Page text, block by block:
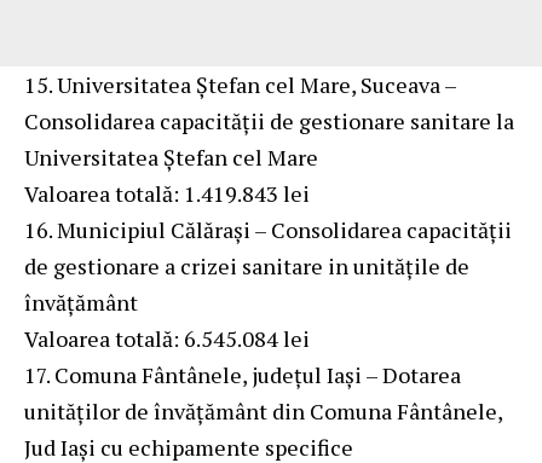
15. Universitatea Ștefan cel Mare, Suceava –
Consolidarea capacității de gestionare sanitare la
Universitatea Ștefan cel Mare
Valoarea totală: 1.419.843 lei
16. Municipiul Călărași – Consolidarea capacității
de gestionare a crizei sanitare in unitățile de
învățământ
Valoarea totală: 6.545.084 lei
17. Comuna Fântânele, județul Iași – Dotarea
unităților de învățământ din Comuna Fântânele,
Jud Iași cu echipamente specifice